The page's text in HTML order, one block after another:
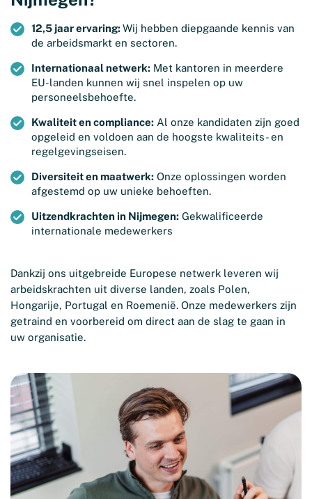
12,5 jaar ervaring:Wij hebben diepgaande kennis van
de arbeidsmarkt en sectoren.
Internationaal netwerk: Met kantoren in meerdere
EU-landen kunnen wij snel inspelen op uw
personeelsbehoefte.
Kwaliteit en compliance: Al onze kandidaten zijn goed
opgeleid en voldoen aan de hoogste kwaliteits- en
regelgevingseisen.
Diversiteit en maatwerk: Onze oplossingen worden
afgestemd op uw unieke behoeften.
Uitzendkrachten in Nijmegen: Gekwalificeerde
internationale medewerkers
Dankzij ons uitgebreide Europese netwerk leveren wij
arbeidskrachten uit diverse landen, zoals Polen,
Hongarije, Portugal en Roemenië. Onze medewerkers zijn
getraind en voorbereid om direct aan de slag te gaan in
uw organisatie.